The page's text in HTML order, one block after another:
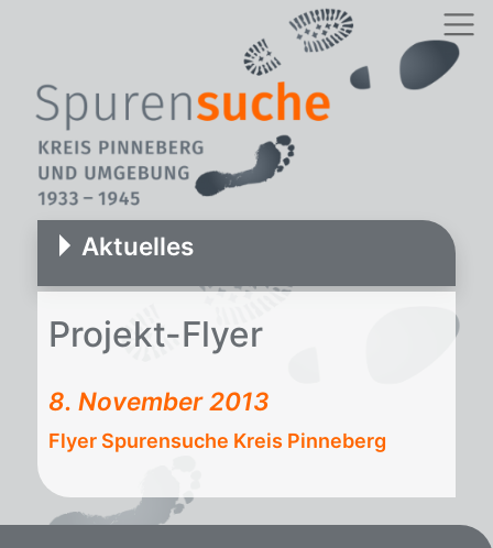
Aktuelles
Pro­jekt-Fly­er
8. November 2013
Flyer Spurensuche Kreis Pinneberg